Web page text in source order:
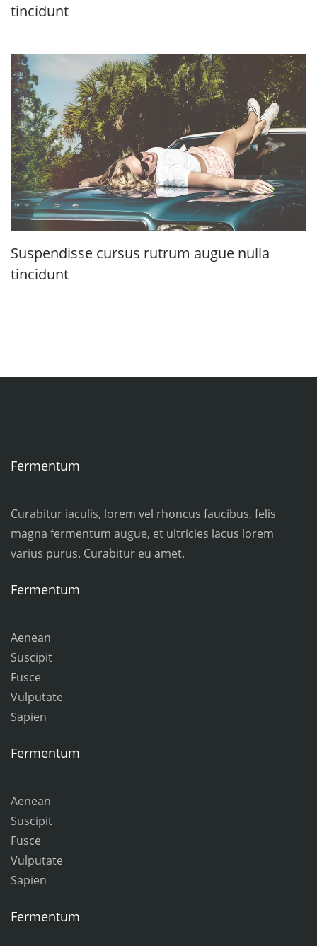
tincidunt
Suspendisse cursus rutrum augue nulla
tincidunt
Fermentum
Curabitur iaculis, lorem vel rhoncus faucibus, felis
magna fermentum augue, et ultricies lacus lorem
varius purus. Curabitur eu amet.
Fermentum
Aenean
Suscipit
Fusce
Vulputate
Sapien
Fermentum
Aenean
Suscipit
Fusce
Vulputate
Sapien
Fermentum